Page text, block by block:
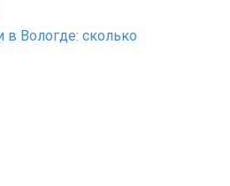
Вологде: сколько